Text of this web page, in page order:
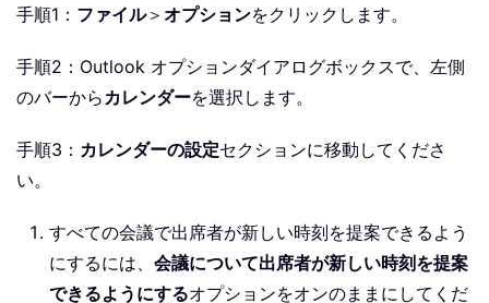
手順1： ファイル＞ オプションをクリックします。
手順2：Outlook オプションダイアログボックスで、左側
のバーから カレンダーを選択します。
手順3： カレンダーの設定セクションに移動してくださ
い。
すべての会議で出席者が新しい時刻を提案できるよう
にするには、 会議について出席者が新しい時刻を提案
できるようにするオプションをオンのままにしてくだ